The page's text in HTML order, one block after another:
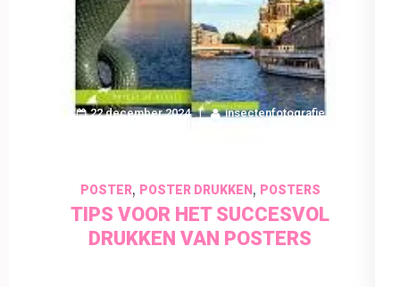
22 december 2024 insectenfotografie
POSTER, POSTER DRUKKEN, POSTERS
TIPS VOOR HET SUCCESVOL
DRUKKEN VAN POSTERS